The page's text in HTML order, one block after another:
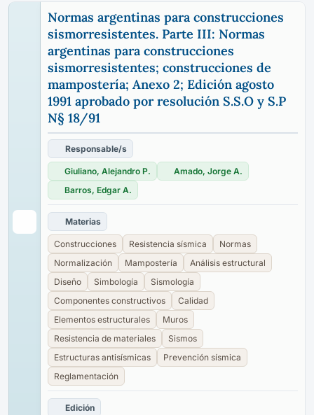
Normas argentinas para construcciones
sismorresistentes. Parte III: Normas
argentinas para construcciones
sismorresistentes; construcciones de
mampostería; Anexo 2; Edición agosto
1991 aprobado por resolución S.S.O y S.P
N§ 18/91
Responsable/s
Giuliano, Alejandro P.
Amado, Jorge A.
Barros, Edgar A.
Materias
Construcciones Resistencia sísmica
Normas
Normalización
Mampostería
Análisis estructural
Diseño
Simbología
Sismología
Componentes constructivos
Calidad
Elementos estructurales
Muros
Resistencia de materiales
Sismos
Estructuras antisísmicas
Prevención sísmica
Reglamentación
Edición